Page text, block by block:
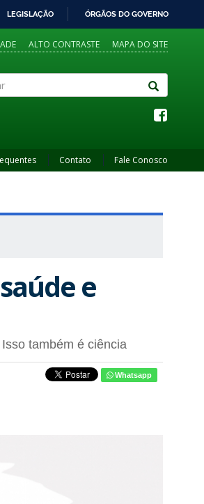
LEGISLAÇÃO ÓRGÃOS DO GOVERNO
ALTO CONTRASTE MAPA DO SITE
Contato Fale Conosco
e
também é ciência
Whatsapp